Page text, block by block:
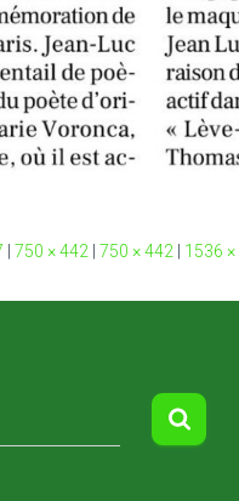
750 × 442 750 × 442 1536 ×